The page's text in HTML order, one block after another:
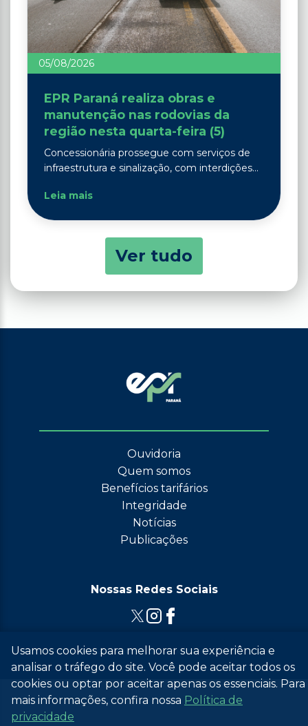
05/08/2026
EPR Paraná realiza obras e
manutenção nas rodovias da
região nesta quarta-feira (5)
Concessionária prossegue com serviços de
infraestrutura e sinalização, com interdições...
Leia mais
Ver tudo
Ouvidoria
Quem somos
Benefícios tarifários
Integridade
Notícias
Publicações
Nossas Redes Sociais
© 2026 Grupo EPR - Todos Os Direitos Reservados
Usamos cookies para melhorar sua experiência e
analisar o tráfego do site. Você pode aceitar todos os
cookies ou optar por aceitar apenas os essenciais. Para
mais informações, confira nossa Política de
privacidade